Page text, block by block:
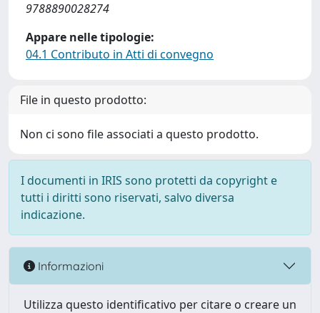
9788890028274
Appare nelle tipologie:
04.1 Contributo in Atti di convegno
File in questo prodotto:
Non ci sono file associati a questo prodotto.
I documenti in IRIS sono protetti da copyright e
tutti i diritti sono riservati, salvo diversa
indicazione.
Informazioni
Utilizza questo identificativo per citare o creare un